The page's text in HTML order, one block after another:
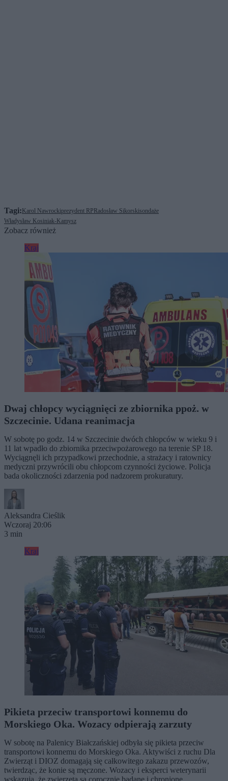
Tagi: Karol Nawrockiprezydent RP Radosław Sikorskisondaże
Władysław Kosiniak-Kamysz
Zobacz również
Kraj
Dwaj chłopcy wyciągnięci ze zbiornika ppoż. w
Szczecinie. Udana reanimacja
W sobotę po godz. 14 w Szczecinie dwóch chłopców w wieku 9 i
11 lat wpadło do zbiornika przeciwpożarowego na terenie SP 18.
Wyciągnęli ich przypadkowi przechodnie, a strażacy i ratownicy
medyczni przywrócili obu chłopcom czynności życiowe. Policja
bada okoliczności zdarzenia pod nadzorem prokuratury.
Aleksandra Cieślik
Wczoraj 20:06
3 min
Kraj
Pikieta przeciw transportowi konnemu do
Morskiego Oka. Wozacy odpierają zarzuty
W sobotę na Palenicy Białczańskiej odbyła się pikieta przeciw
transportowi konnemu do Morskiego Oka. Aktywiści z ruchu Dla
Zwierząt i DIOZ domagają się całkowitego zakazu przewozów,
twierdząc, że konie są męczone. Wozacy i eksperci weterynarii
wskazują, że zwierzęta są corocznie badane i chronione